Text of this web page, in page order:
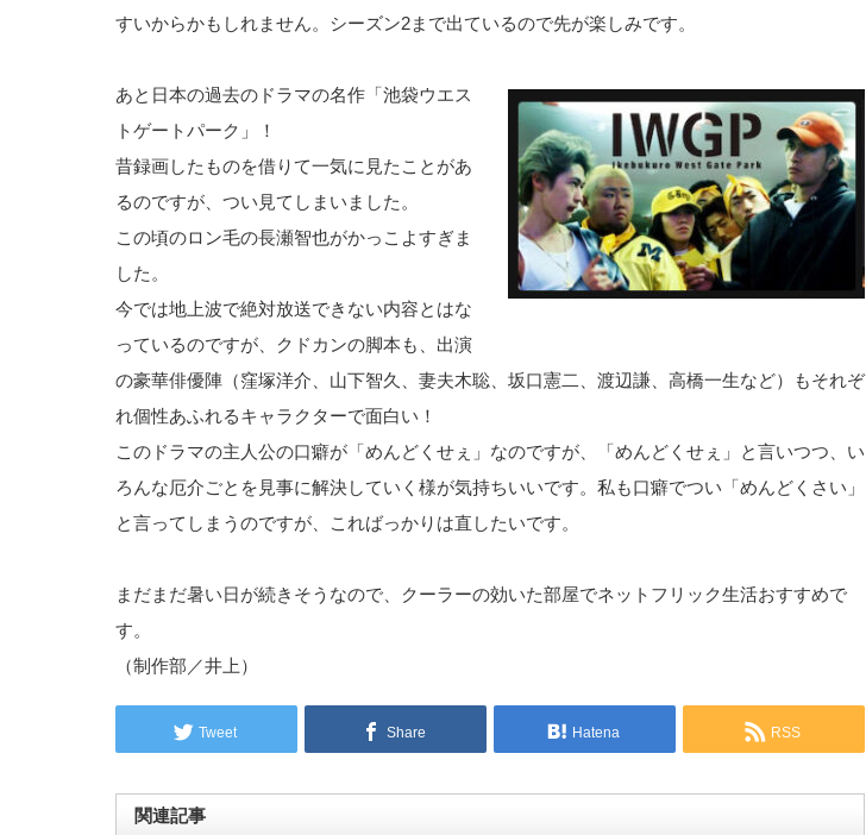
すいからかもしれません。シーズン2まで出ているので先が楽しみです。
あと日本の過去のドラマの名作「池袋ウエス
トゲートパーク」！
昔録画したものを借りて一気に見たことがあ
るのですが、つい見てしまいました。
この頃のロン毛の長瀬智也がかっこよすぎま
した。
今では地上波で絶対放送できない内容とはな
っているのですが、クドカンの脚本も、出演
の豪華俳優陣（窪塚洋介、山下智久、妻夫木聡、坂口憲二、渡辺謙、高橋一生など）もそれぞ
れ個性あふれるキャラクターで面白い！
このドラマの主人公の口癖が「めんどくせぇ」なのですが、「めんどくせぇ」と言いつつ、い
ろんな厄介ごとを見事に解決していく様が気持ちいいです。私も口癖でつい「めんどくさい」
と言ってしまうのですが、こればっかりは直したいです。
まだまだ暑い日が続きそうなので、クーラーの効いた部屋でネットフリック生活おすすめで
す。
（制作部／井上）
Tweet Share Hatena RSS
関連記事